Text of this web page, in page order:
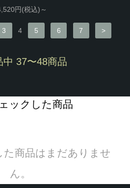
円(税込)～
3 4 5 6 7 >
中 37〜48商品
ックした商品
た商品はまだありませ
ん。